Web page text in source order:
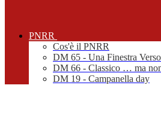
PNRR
Cos'è il PNRR
DM 65 - Una Finestra
DM 66 - Classico … ma
DM 19 - Campanella day